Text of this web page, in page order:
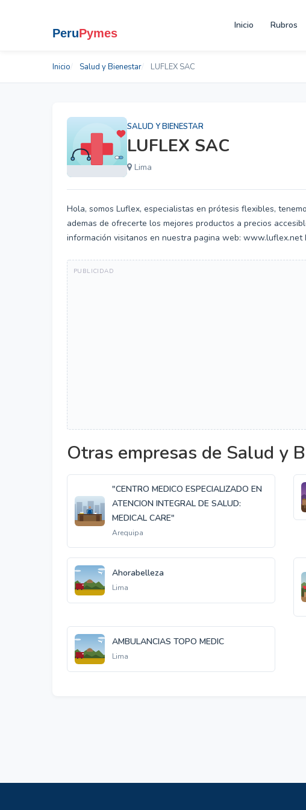
Inicio Rubros
Inicio Salud y Bienestar LUFLEX SAC
SALUD Y BIENESTAR
LUFLEX SAC
Lima
Hola, somos Luflex, especialistas en prótesis flexibles,
ademas de ofrecerte los mejores productos a precios
información visitanos en nuestra pagina web: www.luflex.net
Otras empresas de Salud y
"CENTRO MEDICO ESPECIALIZADO EN
ATENCION INTEGRAL DE SALUD:
MEDICAL CARE"
Arequipa
Ahorabelleza
Lima
AMBULANCIAS TOPO MEDIC
Lima